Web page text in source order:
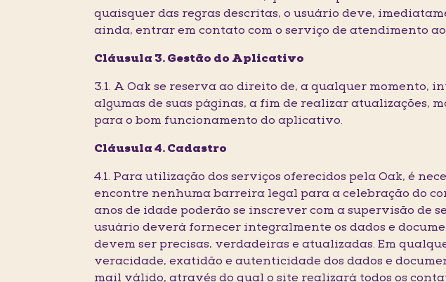
quaisquer das regras descritas, o usuário deve,
ainda, entrar em contato com o serviço de atendimento
Cláusula 3. Gestão do Aplicativo
3.1. A Oak se reserva ao direito de, a qualquer momento,
algumas de suas páginas, a fim de realizar atualizações,
para o bom funcionamento do aplicativo.
Cláusula 4. Cadastro
4.1. Para utilização dos serviços oferecidos pela Oak, é
encontre nenhuma barreira legal para a celebração do
anos de idade poderão se inscrever com a supervisão de
usuário deverá fornecer integralmente os dados e
devem ser precisas, verdadeiras e atualizadas. Em
veracidade, exatidão e autenticidade dos dados e
mail válido, através do qual o site realizará todos os